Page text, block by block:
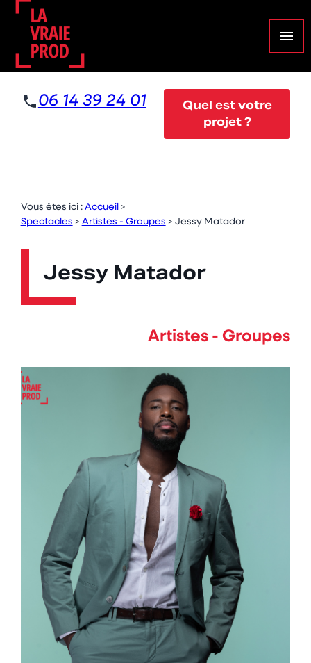
menu
06 14 39 24 01
Quel est votre
projet ?
Vous êtes ici : Accueil>
Spectacles > Artistes - Groupes > Jessy Matador
Jessy Matador
Artistes - Groupes
Panneau de gestion des cookies